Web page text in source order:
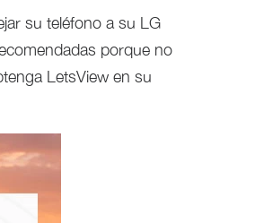
su teléfono a su LG
porque no
LetsView en su